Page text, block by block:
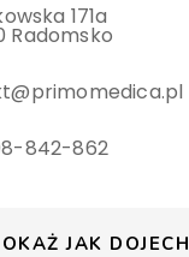
171a
Radomsko
842-862
OKAŻ JAK D OJ ECH